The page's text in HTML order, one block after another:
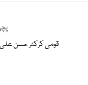
قومی کرکٹر حسن